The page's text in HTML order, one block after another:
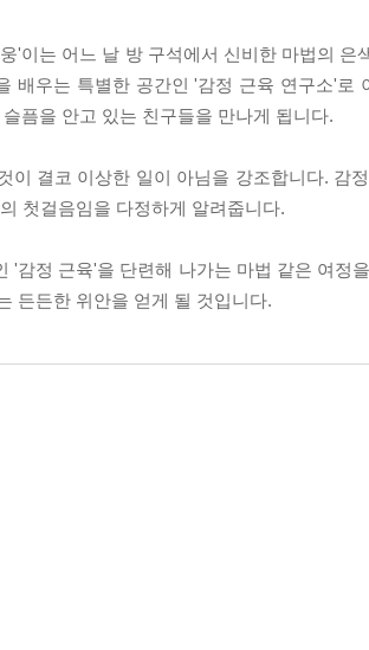
'이는 어느 날 방 구석에서 신비한 마법의 은
배우는 특별한 공간인 '감정 근육 연구소'로
픔을 안고 있는 친구들을 만나게 됩니다.
결코 이상한 일이 아님을 강조합니다. 감
첫걸음임을 다정하게 알려줍니다.
감정 근육'을 단련해 나가는 마법 같은 여정
든든한 위안을 얻게 될 것입니다.